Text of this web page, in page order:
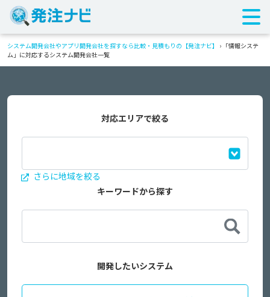
システム開発会社やアプリ開発会社を探すなら比較・見積もりの【発注ナビ】 › 「情報システ
ム」に対応するシステム開発会社一覧
対応エリアで絞る
さらに地域を絞る
キーワードから探す
開発したいシステム